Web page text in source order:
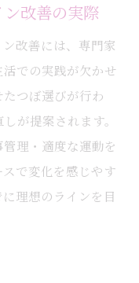
改善の実際
改善には、専門家
での実践が欠かせ
つぼ選びが行わ
が提案されます。
理・適度な運動を
で変化を感じやす
理想のラインを目